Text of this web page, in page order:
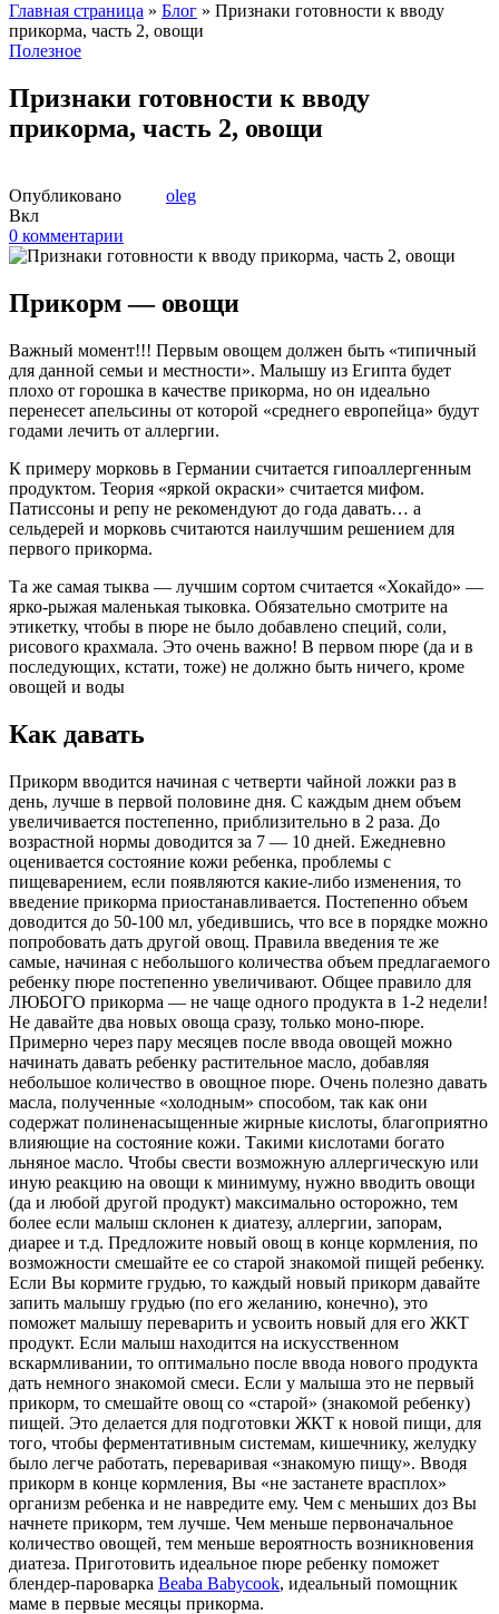
Главная страница » Блог » Признаки готовности к вводу
прикорма, часть 2, овощи
Полезное
Признаки готовности к вводу
прикорма, часть 2, овощи
Опубликовано
oleg
Вкл
0 комментарии
Прикорм — овощи
Важный момент!!! Первым овощем должен быть «типичный
для данной семьи и местности». Малышу из Египта будет
плохо от горошка в качестве прикорма, но он идеально
перенесет апельсины от которой «среднего европейца» будут
годами лечить от аллергии.
К примеру морковь в Германии считается гипоаллергенным
продуктом. Теория «яркой окраски» считается мифом.
Патиссоны и репу не рекомендуют до года давать… а
сельдерей и морковь считаются наилучшим решением для
первого прикорма.
Та же самая тыква — лучшим сортом считается «Хокайдо» —
ярко-рыжая маленькая тыковка. Обязательно смотрите на
этикетку, чтобы в пюре не было добавлено специй, соли,
рисового крахмала. Это очень важно! В первом пюре (да и в
последующих, кстати, тоже) не должно быть ничего, кроме
овощей и воды
Как давать
Прикорм вводится начиная с четверти чайной ложки раз в
день, лучше в первой половине дня. С каждым днем объем
увеличивается постепенно, приблизительно в 2 раза. До
возрастной нормы доводится за 7 — 10 дней. Ежедневно
оценивается состояние кожи ребенка, проблемы с
пищеварением, если появляются какие-либо изменения, то
введение прикорма приостанавливается. Постепенно объем
доводится до 50-100 мл, убедившись, что все в порядке можно
попробовать дать другой овощ. Правила введения те же
самые, начиная с небольшого количества объем предлагаемого
ребенку пюре постепенно увеличивают. Общее правило для
ЛЮБОГО прикорма — не чаще одного продукта в 1-2 недели!
Не давайте два новых овоща сразу, только моно-пюре.
Примерно через пару месяцев после ввода овощей можно
начинать давать ребенку растительное масло, добавляя
небольшое количество в овощное пюре. Очень полезно давать
масла, полученные «холодным» способом, так как они
содержат полиненасыщенные жирные кислоты, благоприятно
влияющие на состояние кожи. Такими кислотами богато
льняное масло. Чтобы свести возможную аллергическую или
иную реакцию на овощи к минимуму, нужно вводить овощи
(да и любой другой продукт) максимально осторожно, тем
более если малыш склонен к диатезу, аллергии, запорам,
диарее и т.д. Предложите новый овощ в конце кормления, по
возможности смешайте ее со старой знакомой пищей ребенку.
Если Вы кормите грудью, то каждый новый прикорм давайте
запить малышу грудью (по его желанию, конечно), это
поможет малышу переварить и усвоить новый для его ЖКТ
продукт. Если малыш находится на искусственном
вскармливании, то оптимально после ввода нового продукта
дать немного знакомой смеси. Если у малыша это не первый
прикорм, то смешайте овощ со «старой» (знакомой ребенку)
пищей. Это делается для подготовки ЖКТ к новой пищи, для
того, чтобы ферментативным системам, кишечнику, желудку
было легче работать, переваривая «знакомую пищу». Вводя
прикорм в конце кормления, Вы «не застанете врасплох»
организм ребенка и не навредите ему. Чем с меньших доз Вы
начнете прикорм, тем лучше. Чем меньше первоначальное
количество овощей, тем меньше вероятность возникновения
диатеза. Приготовить идеальное пюре ребенку поможет
блендер-пароварка Beaba Babycook, идеальный помощник
маме в первые месяцы прикорма.